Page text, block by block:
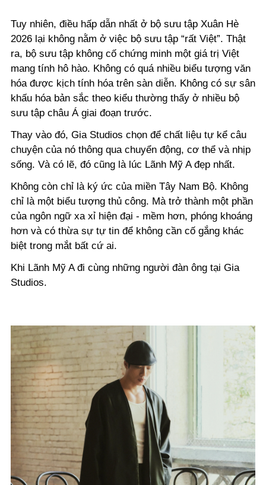
Tuy nhiên, điều hấp dẫn nhất ở bộ sưu tập Xuân Hè
2026 lại không nằm ở việc bộ sưu tập “rất Việt”. Thật
ra, bộ sưu tập không cố chứng minh một giá trị Việt
mang tính hô hào. Không có quá nhiều biểu tượng văn
hóa được kịch tính hóa trên sàn diễn. Không có sự sân
khấu hóa bản sắc theo kiểu thường thấy ở nhiều bộ
sưu tập châu Á giai đoạn trước.
Thay vào đó, Gia Studios chọn để chất liệu tự kể câu
chuyện của nó thông qua chuyển động, cơ thể và nhịp
sống. Và có lẽ, đó cũng là lúc Lãnh Mỹ A đẹp nhất.
Không còn chỉ là ký ức của miền Tây Nam Bộ. Không
chỉ là một biểu tượng thủ công. Mà trở thành một phần
của ngôn ngữ xa xỉ hiện đại - mềm hơn, phóng khoáng
hơn và có thừa sự tự tin để không cần cố gắng khác
biệt trong mắt bất cứ ai.
Khi Lãnh Mỹ A đi cùng những người đàn ông tại Gia
Studios.